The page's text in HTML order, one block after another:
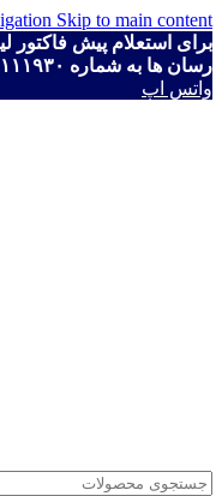
Skip to main content
برای استعلام پیش فاکتور
رسان ها به شماره ۰۹۰۲۴۱۱۱۹۳۰ ارسال نمایید.
واتس اپ